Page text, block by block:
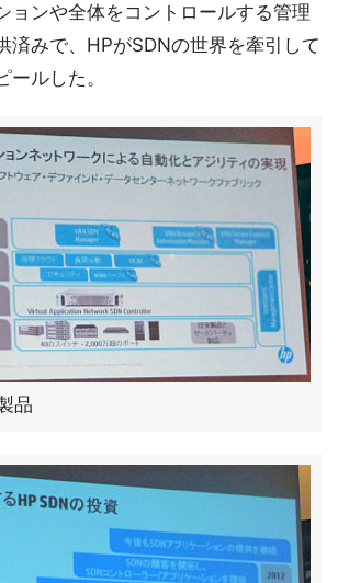
ョンや全体をコントロールする管理
済みで、HPがSDNの世界を牽引して
ールした。
品